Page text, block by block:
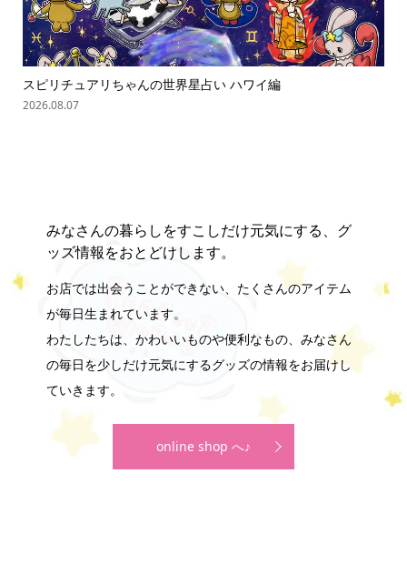
スピリチュアリちゃんの世界星占い ハワイ編
2026.08.07
みなさんの暮らしをすこしだけ元気にする、グ
ッズ情報をおとどけします。
お店では出会うことができない、たくさんのアイテム
が毎日生まれています。
わたしたちは、かわいいものや便利なもの、みなさん
の毎日を少しだけ元気にするグッズの情報をお届けし
ていきます。
online shop へ♪